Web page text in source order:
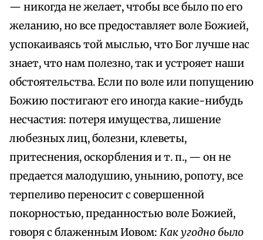
— никогда не желает, чтобы все было по его
желанию, но все предоставляет воле Божией,
успокаиваясь той мыслью, что Бог лучше нас
знает, что нам полезно, так и устрояет наши
обстоятельства. Если по воле или попущению
Божию постигают его иногда какие-нибудь
несчастия: потеря имущества, лишение
любезных лиц, болезни, клеветы,
притеснения, оскорбления и т. п., — он не
предается малодушию, унынию, ропоту, все
терпеливо переносит с совершенной
покорностью, преданностью воле Божией,
говоря с блаженным Иовом: Как угодно было